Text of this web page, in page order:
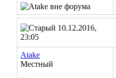
10.12.2016,
23:05
Atake
Местный